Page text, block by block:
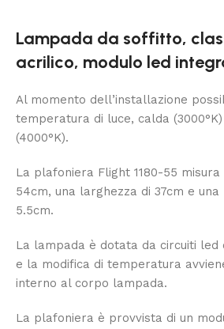
Lampada da soffitto,
acrilico, modulo led
Al momento dell’installazione
temperatura di luce, calda
(4000°K).
La plafoniera Flight 1180-55 misura
54cm, una larghezza di 37cm e
5.5cm.
La lampada è dotata da circuiti led
e la modifica di temperatura
interno al corpo lampada.
La plafoniera è provvista di un